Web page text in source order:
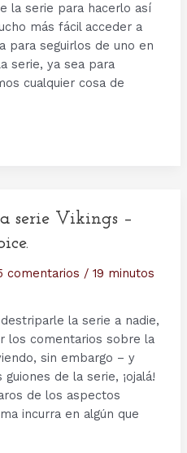
la serie para hacerlo así
más fácil acceder a
para seguirlos de uno en
serie, ya sea para
cualquier cosa de
serie Vikings –
comentarios / 19 minutos
la serie a nadie,
los comentarios sobre la
sin embargo – y
de la serie, ¡ojalá!
de los aspectos
incurra en algún que